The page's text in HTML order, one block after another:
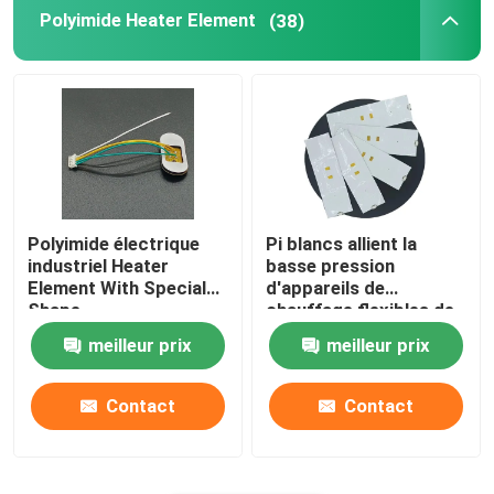
Polyimide Heater Element (38)
Polyimide électrique
industriel Heater
Element With Special
Shape
meilleur prix
Contact
Pi blancs allient la
basse pression
d'appareils de
chauffage flexibles de
Polyimide pour
l'exploitation d'énergie
industrielle
meilleur prix
Contact